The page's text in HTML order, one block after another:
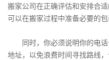
搬家公司在正确评估和安排合
可以在搬家过程中准备必要的包
同时，你必须说明你的电话
地址，以免浪费时间寻找路线